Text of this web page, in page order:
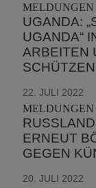
UGANDA:
UGANDA“
ARBEITEN
SCHÜTZEN
22. JULI 2022
MELDUNGEN
ERNEUT
GEGEN
20. JULI 2022